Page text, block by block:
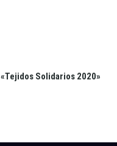
Solidarios 2020»